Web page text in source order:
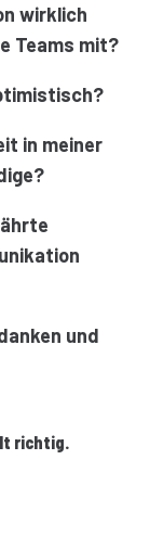
wirklich
Teams mit?
in meiner
und
richtig.